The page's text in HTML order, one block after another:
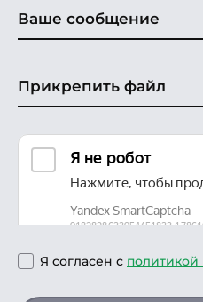
Прикрепить файл
Я согласен с